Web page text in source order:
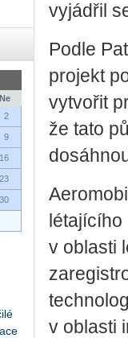
Ne
2
9
16
23
30
vyjádřil
Podle
projekt
vytvořit
že tato
v oblasti
v oblasti